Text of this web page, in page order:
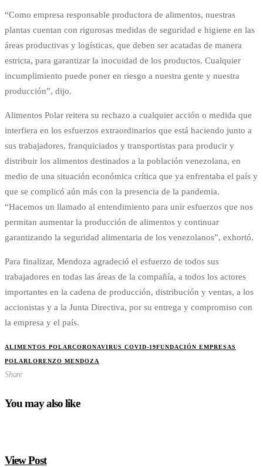
“Como empresa responsable productora de alimentos, nuestras
plantas cuentan con rigurosas medidas de seguridad e higiene en las
áreas productivas y logísticas, que deben ser acatadas de manera
estricta, para garantizar la inocuidad de los productos. Cualquier
incumplimiento puede poner en riesgo a nuestra gente y nuestra
producción”, dijo.
Alimentos Polar reitera su rechazo a cualquier acción o medida que
interfiera en los esfuerzos extraordinarios que está haciendo junto a
sus trabajadores, franquiciados y transportistas para producir y
distribuir los alimentos destinados a la población venezolana, en
medio de una situación económica crítica que ya enfrentaba el país y
que se complicó aún más con la presencia de la pandemia.
“Hacemos un llamado al entendimiento para unir esfuerzos que nos
permitan aumentar la producción de alimentos y continuar
garantizando la seguridad alimentaria de los venezolanos”, exhortó.
Para finalizar, Mendoza agradeció el esfuerzo de todos sus
trabajadores en todas las áreas de la compañía, a todos los actores
importantes en la cadena de producción, distribución y ventas, a los
accionistas y a la Junta Directiva, por su entrega y compromiso con
la empresa y el país.
ALIMENTOS POLARCORONAVIRUS COVID-19FUNDACIÓN EMPRESAS
POLARLORENZO MENDOZA
Share
You may also like
View Post